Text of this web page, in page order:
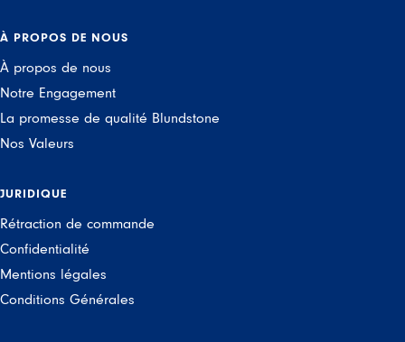
À PROPOS DE NOUS
À propos de nous
Notre Engagement
La promesse de qualité Blundstone
Nos Valeurs
JURIDIQUE
Rétraction de commande
Confidentialité
Mentions légales
Conditions Générales